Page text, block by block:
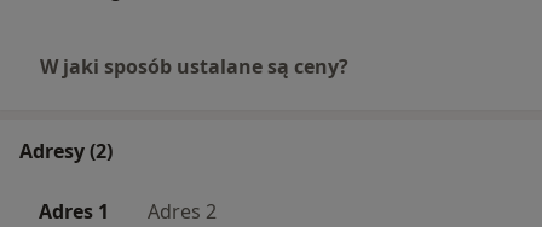
W jaki sposób ustalane są ceny?
Adresy (2)
Adres 1 Adres 2